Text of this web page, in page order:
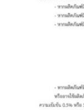
C View Home
HOMU Villa